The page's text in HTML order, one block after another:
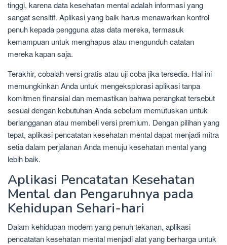
tinggi, karena data kesehatan mental adalah informasi yang
sangat sensitif. Aplikasi yang baik harus menawarkan kontrol
penuh kepada pengguna atas data mereka, termasuk
kemampuan untuk menghapus atau mengunduh catatan
mereka kapan saja.
Terakhir, cobalah versi gratis atau uji coba jika tersedia. Hal ini
memungkinkan Anda untuk mengeksplorasi aplikasi tanpa
komitmen finansial dan memastikan bahwa perangkat tersebut
sesuai dengan kebutuhan Anda sebelum memutuskan untuk
berlangganan atau membeli versi premium. Dengan pilihan yang
tepat, aplikasi pencatatan kesehatan mental dapat menjadi mitra
setia dalam perjalanan Anda menuju kesehatan mental yang
lebih baik.
Aplikasi Pencatatan Kesehatan
Mental dan Pengaruhnya pada
Kehidupan Sehari-hari
Dalam kehidupan modern yang penuh tekanan, aplikasi
pencatatan kesehatan mental menjadi alat yang berharga untuk